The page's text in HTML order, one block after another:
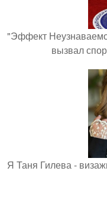
"Эффект
вызвал
Я Таня Гилева -